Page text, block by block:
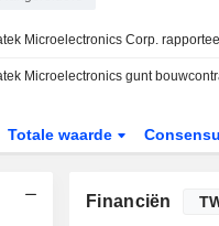
Totale waarde
Financiën